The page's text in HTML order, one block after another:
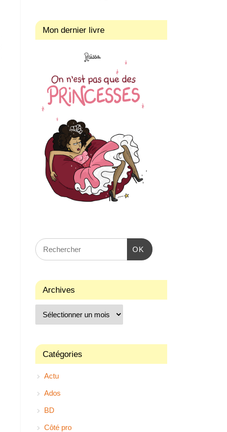
Mon dernier livre
OK
Archives
Catégories
Actu
Ados
BD
Côté pro